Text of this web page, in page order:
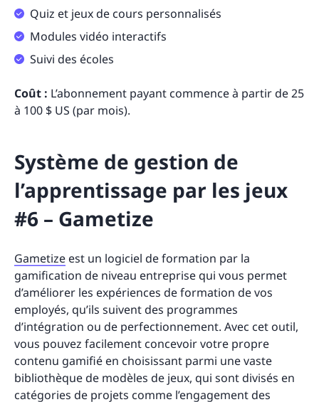
Quiz et jeux de cours personnalisés
Modules vidéo interactifs
Suivi des écoles
Coût : L’abonnement payant commence à partir de 25
à 100 $ US (par mois).
Système de gestion de
l’apprentissage par les jeux
#6 – Gametize
Gametize est un logiciel de formation par la
gamification de niveau entreprise qui vous permet
d’améliorer les expériences de formation de vos
employés, qu’ils suivent des programmes
d’intégration ou de perfectionnement. Avec cet outil,
vous pouvez facilement concevoir votre propre
contenu gamifié en choisissant parmi une vaste
bibliothèque de modèles de jeux, qui sont divisés en
catégories de projets comme l’engagement des